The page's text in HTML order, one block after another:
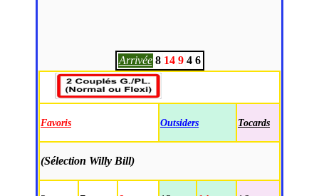
Arrivée 8 14 9 4 6
Favoris Outsiders Tocards
(Sélection Willy Bill)